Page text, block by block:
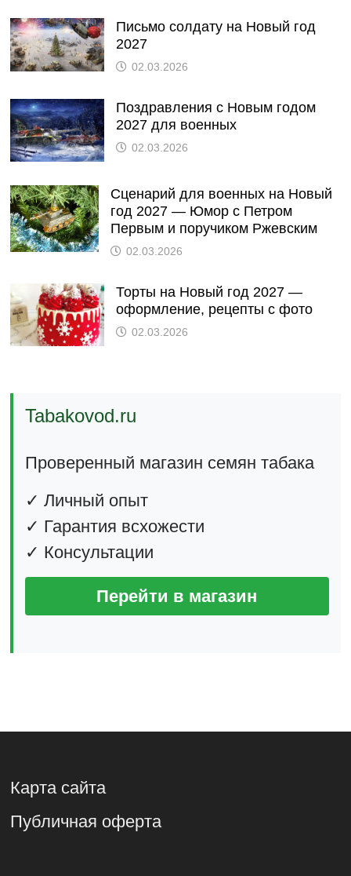
Письмо солдату на Новый год
2027
02.03.2026
Поздравления с Новым годом
2027 для военных
02.03.2026
Сценарий для военных на Новый
год 2027 — Юмор с Петром
Первым и поручиком Ржевским
02.03.2026
Торты на Новый год 2027 —
оформление, рецепты с фото
02.03.2026
Tabakovod.ru
Проверенный магазин семян табака
✓ Личный опыт
✓ Гарантия всхожести
✓ Консультации
Перейти в магазин
Карта сайта
Публичная оферта